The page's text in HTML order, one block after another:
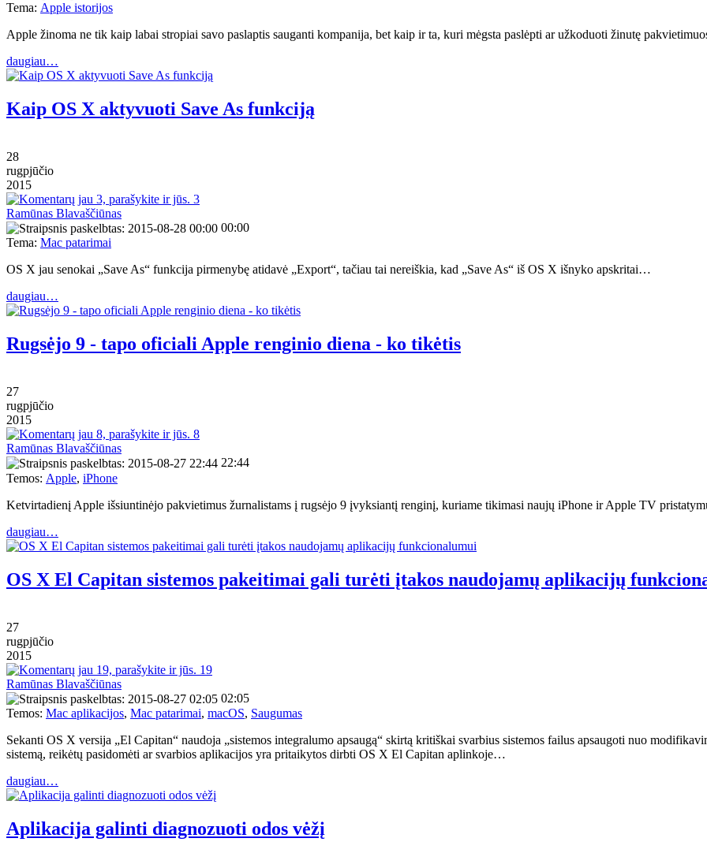
Tema: Apple istorijos
Apple žinoma ne tik kaip labai stropiai savo paslaptis sauganti kompanija, bet kaip ir ta, kuri mėgsta paslėpti ar užkoduoti žinutę
daugiau…
Kaip OS X aktyvuoti Save As funkciją
28
rugpjūčio
2015
3
Ramūnas Blavaščiūnas
00:00
Tema: Mac patarimai
OS X jau senokai „Save As“ funkcija pirmenybę atidavė „Export“, tačiau tai nereiškia, kad „Save As“ iš OS X išnyko apskritai…
daugiau…
Rugsėjo 9 - tapo oficiali Apple renginio diena - ko tikėtis
27
rugpjūčio
2015
8
Ramūnas Blavaščiūnas
22:44
Temos: Apple, iPhone
Ketvirtadienį Apple išsiuntinėjo pakvietimus žurnalistams į rugsėjo 9 įvyksiantį renginį, kuriame tikimasi naujų iPhone ir Apple TV
daugiau…
OS X El Capitan sistemos pakeitimai gali turėti įtakos naudojamų aplikacijų
27
rugpjūčio
2015
19
Ramūnas Blavaščiūnas
02:05
Temos: Mac aplikacijos, Mac patarimai, macOS, Saugumas
Sekanti OS X versija „El Capitan“ naudoja „sistemos integralumo apsaugą“ skirtą kritiškai svarbius sistemos failus apsaugoti nuo
sistemą, reikėtų pasidomėti ar svarbios aplikacijos yra pritaikytos dirbti OS X El Capitan aplinkoje…
daugiau…
Aplikacija galinti diagnozuoti odos vėžį